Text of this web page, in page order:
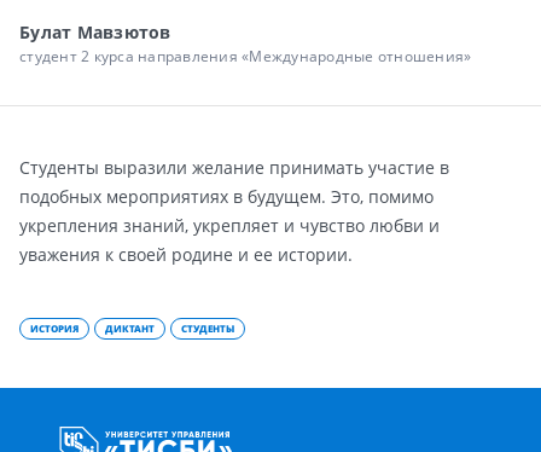
Булат Мавзютов
студент 2 курса направления «Международные отношения»
Студенты выразили желание принимать участие в
подобных мероприятиях в будущем. Это, помимо
укрепления знаний, укрепляет и чувство любви и
уважения к своей родине и ее истории.
ИСТОРИЯ ДИКТАНТ СТУДЕНТЫ